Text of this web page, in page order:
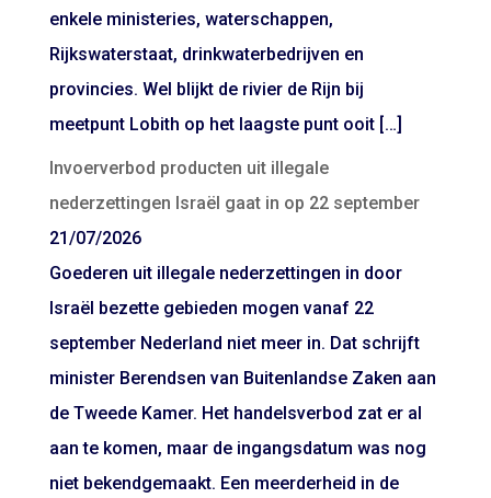
enkele ministeries, waterschappen,
Rijkswaterstaat, drinkwaterbedrijven en
provincies. Wel blijkt de rivier de Rijn bij
meetpunt Lobith op het laagste punt ooit […]
Invoerverbod producten uit illegale
nederzettingen Israël gaat in op 22 september
21/07/2026
Goederen uit illegale nederzettingen in door
Israël bezette gebieden mogen vanaf 22
september Nederland niet meer in. Dat schrijft
minister Berendsen van Buitenlandse Zaken aan
de Tweede Kamer. Het handelsverbod zat er al
aan te komen, maar de ingangsdatum was nog
niet bekendgemaakt. Een meerderheid in de